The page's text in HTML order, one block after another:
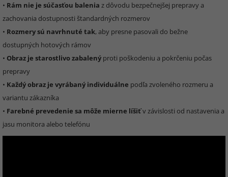
• Rám nie je súčasťou balenia z dôvodu bezpečnejšej prepravy a
zachovania dostupnosti štandardných rozmerov
• Rozmery sú navrhnuté tak, aby presne pasovali do bežne
dostupných hotových rámov
• Obraz je starostlivo zabalený proti poškodeniu a pokrčeniu počas
prepravy
• Každý obraz je vyrábaný individuálne podľa zvoleného rozmeru a
variantu zákazníka
• Farebné prevedenie sa môže mierne líšiťv závislosti od nastavenia a
jasu monitora alebo telefónu